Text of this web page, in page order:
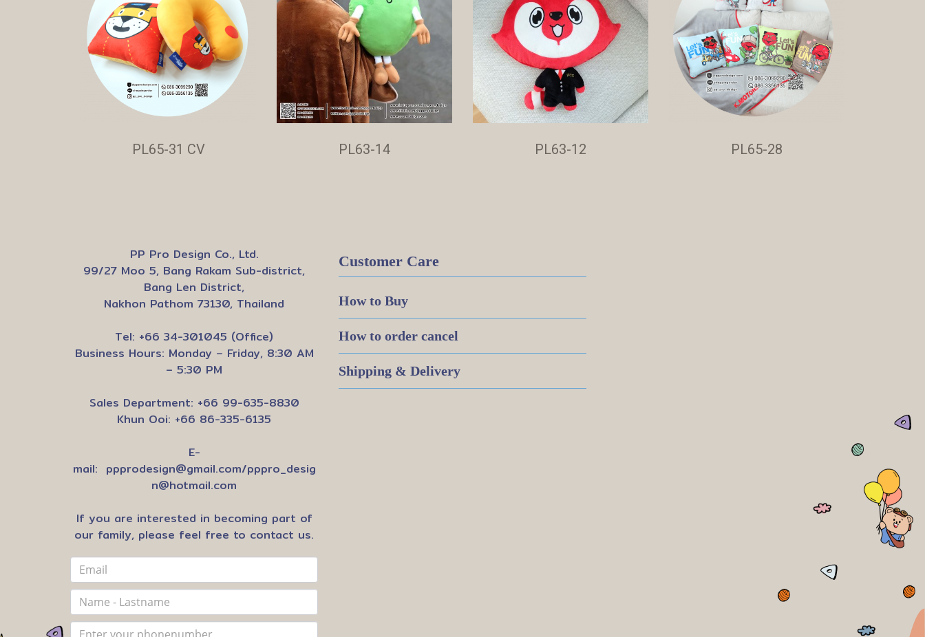
PL65-31 CV PL63-14 PL63-12 PL65-28
PP Pro Design Co., Ltd.
99/27 Moo 5, Bang Rakam Sub-district,
Bang Len District,
Nakhon Pathom 73130, Thailand
Tel: +66 34-301045 (Office)
Business Hours: Monday – Friday, 8:30 AM
– 5:30 PM
Sales Department: +66 99-635-8830
Khun Ooi: +66 86-335-6135
E-
mail: ppprodesign@gmail.com/pppro_desig
n@hotmail.com
If you are interested in becoming part of
our family, please feel free to contact us.
Customer Care
How to Buy
How to order cancel
Shipping & Delivery